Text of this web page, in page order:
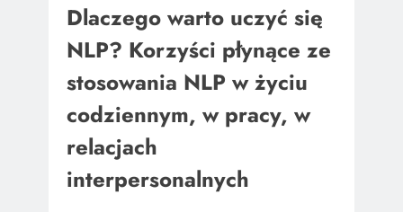
Dlaczego warto uczyć się
NLP? Korzyści płynące ze
stosowania NLP w życiu
codziennym, w pracy, w
relacjach
interpersonalnych